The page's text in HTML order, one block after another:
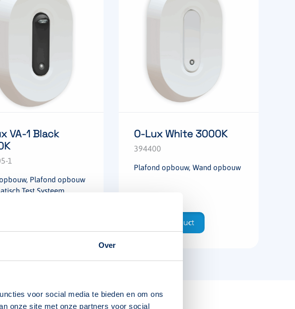
Over
voor social media te bieden en om ons
onze site met onze partners voor social
VA-1 Black
1
Plafond opbouw
Test Systeem
O-Lux White 3000K
394400
Plafond opbouw, Wand opbouw
Bekijk product